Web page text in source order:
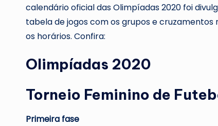
calendário oficial das Olimpíadas 2020 foi
tabela de jogos com os grupos e
os horários. Confira:
Olimpíadas 2020
Torneio Feminino de
Primeira fase